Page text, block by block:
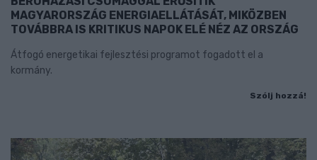
MAGYARORSZÁG ENERGIAELLÁTÁSÁT, MIKÖZBEN
TOVÁBBRA IS KRITIKUS NAPOK ELÉ NÉZ AZ ORSZÁG
Átfogó energetikai fejlesztési programot fogadott el a
kormány.
Szólj hozzá!